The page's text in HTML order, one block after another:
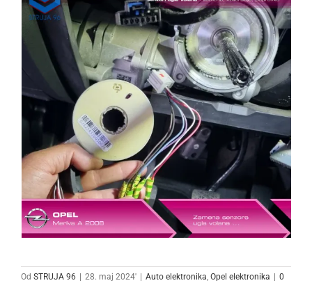
Od STRUJA 96 | 28. maj 2024' | Auto elektronika Opel elektronika | 0